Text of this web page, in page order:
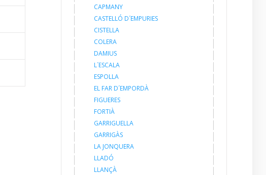
CAPMANY
CASTELLÓ D´EMPURIES
CISTELLA
COLERA
DAMIUS
L´ESCALA
ESPOLLA
EL FAR D´EMPORDÀ
FIGUERES
FORTIÀ
GARRIGUELLA
GARRIGÀS
LA JONQUERA
LLADÓ
LLANÇÀ